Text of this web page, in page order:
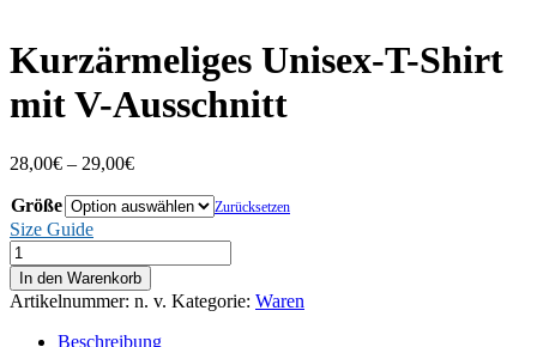
Kurzärmeliges Unisex-T-Shirt
mit V-Ausschnitt
28,00€ – 29,00€Preisspanne:
bis
Größe Zurücksetzen
Size Guide
Kurzärmeliges
Unisex-
T-
Shirt
In den Warenkorb
Artikelnummer: n. v. Kategorie: Waren
Beschreibung